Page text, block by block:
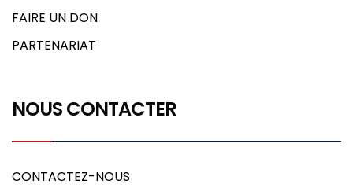
FAIRE UN DON
PARTENARIAT
NOUS CONTACTER
CONTACTEZ-NOUS